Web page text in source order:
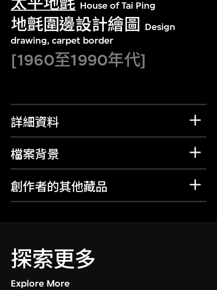
House of Tai Ping
地氈圍邊設計繪圖
Design
drawing, carpet border
[1960至1990年代]
詳細資料
檔案背景
創作者的其他藏品
探索更多
Explore More